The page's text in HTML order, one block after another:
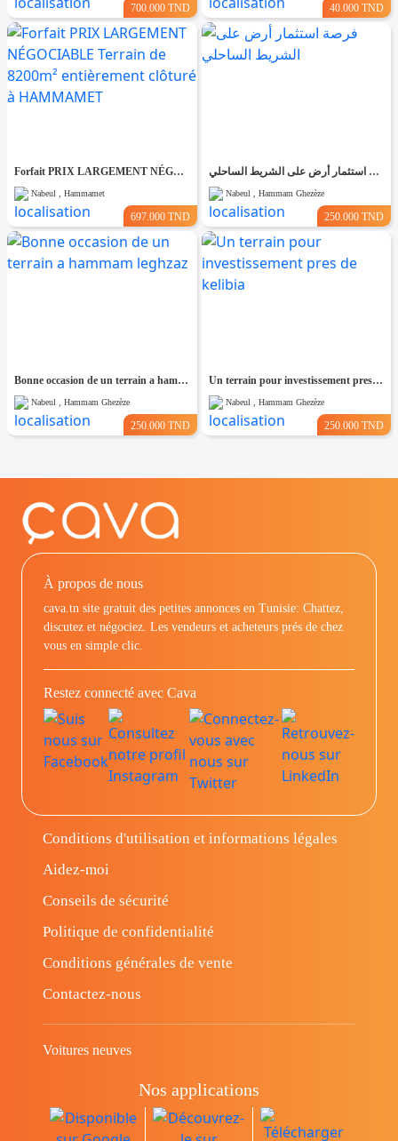
700.000 TND 40.000 TND
Forfait PRIX LARGEMENT NÉGOCIABLE Terrain de 8200m² entièrement clôturé à HAMMAMET
Nabeul , Hammamet
697.000 TND
فرصة استثمار أرض على الشريط الساحلي
Nabeul , Hammam Ghezèze
250.000 TND
Bonne occasion de un terrain a hammam leghzaz
Nabeul , Hammam Ghezèze
250.000 TND
Un terrain pour investissement pres de kelibia
Nabeul , Hammam Ghezèze
250.000 TND
À propos de nous
cava.tn site gratuit des petites annonces en Tunisie: Chattez,
discutez et négociez. Les vendeurs et acheteurs prés de chez
vous en simple clic.
Restez connecté avec Cava
Conditions d'utilisation et informations légales
Aidez-moi
Conseils de sécurité
Politique de confidentialité
Conditions générales de vente
Contactez-nous
Voitures neuves
Nos applications